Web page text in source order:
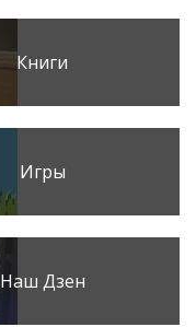
Книги
Игры
Наш Дзен